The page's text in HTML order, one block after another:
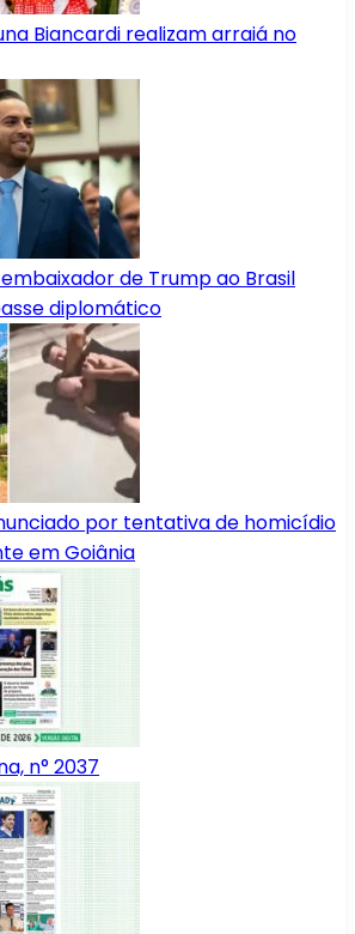
Biancardi realizam arraiá no
de Trump ao Brasil
diplomático
por tentativa de homicídio
em Goiânia
n° 2037